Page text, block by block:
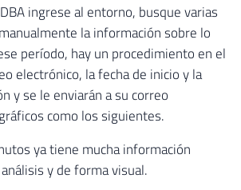
ingrese al entorno, busque varias
la información sobre lo
período, hay un procedimiento en el
electrónico, la fecha de inicio y la
y se le enviarán a su correo
como los siguientes.
ya tiene mucha información
y de forma visual.